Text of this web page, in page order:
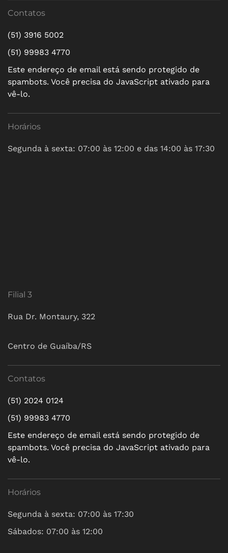
Contatos
(51) 3916 5002
(51) 99983 4770
Este endereço de email está sendo protegido de
spambots. Você precisa do JavaScript ativado para
vê-lo.
Horários
Segunda à sexta: 07:00 às 12:00 e das 14:00 às 17:30
Filial 3
Rua Dr. Montaury, 322
Centro de Guaíba/RS
Contatos
(51) 2024 0124
(51) 99983 4770
Este endereço de email está sendo protegido de
spambots. Você precisa do JavaScript ativado para
vê-lo.
Horários
Segunda à sexta: 07:00 às 17:30
Sábados: 07:00 às 12:00